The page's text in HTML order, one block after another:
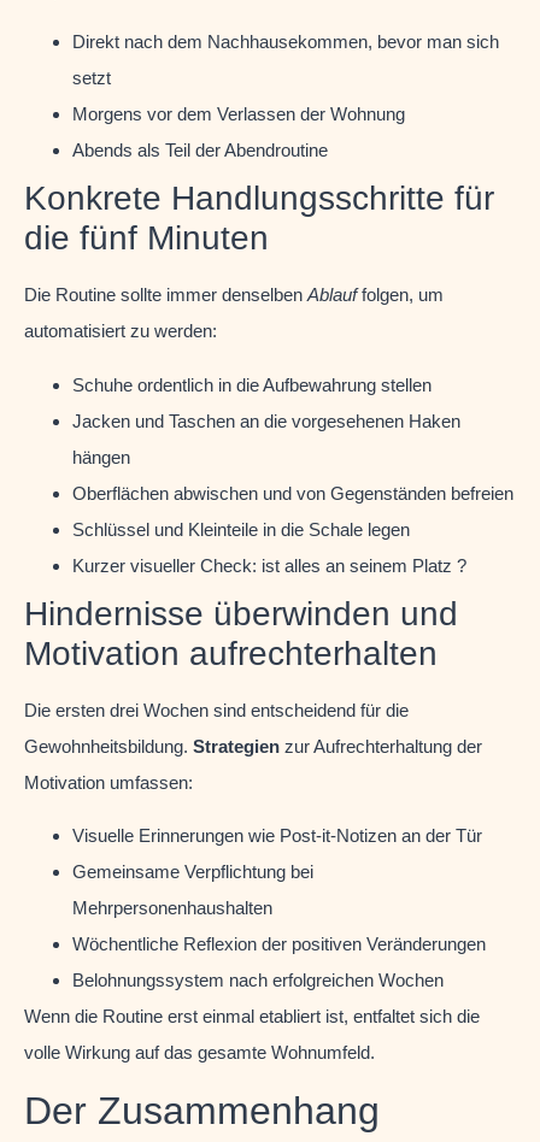
Direkt nach dem Nachhausekommen, bevor man sich
setzt
Morgens vor dem Verlassen der Wohnung
Abends als Teil der Abendroutine
Konkrete Handlungsschritte für
die fünf Minuten
Die Routine sollte immer denselben Ablauffolgen, um
automatisiert zu werden:
Schuhe ordentlich in die Aufbewahrung stellen
Jacken und Taschen an die vorgesehenen Haken
hängen
Oberflächen abwischen und von Gegenständen befreien
Schlüssel und Kleinteile in die Schale legen
Kurzer visueller Check: ist alles an seinem Platz ?
Hindernisse überwinden und
Motivation aufrechterhalten
Die ersten drei Wochen sind entscheidend für die
Gewohnheitsbildung. Strategien zur Aufrechterhaltung der
Motivation umfassen:
Visuelle Erinnerungen wie Post-it-Notizen an der Tür
Gemeinsame Verpflichtung bei
Mehrpersonenhaushalten
Wöchentliche Reflexion der positiven Veränderungen
Belohnungssystem nach erfolgreichen Wochen
Wenn die Routine erst einmal etabliert ist, entfaltet sich die
volle Wirkung auf das gesamte Wohnumfeld.
Der Zusammenhang